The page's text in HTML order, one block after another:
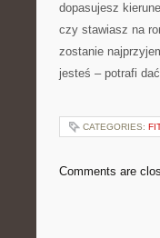
dopasujesz
czy stawiasz na
zostanie
jesteś – potrafi
CATEGORIES:
Comments are